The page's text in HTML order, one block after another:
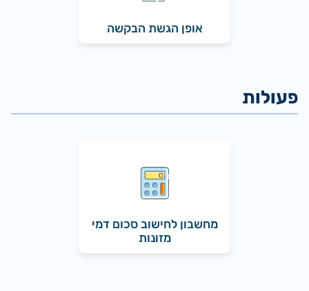
אופן הגשת הבקשה
מחשבון לחישוב סכום דמי
מזונות